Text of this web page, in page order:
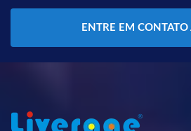
ENTRE EM CONTATO